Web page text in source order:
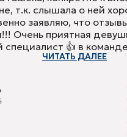
т.к. слышала о ней
заявляю, что
Очень приятная
специалист 👍 в
ЧИТАТЬ ДАЛЕЕ